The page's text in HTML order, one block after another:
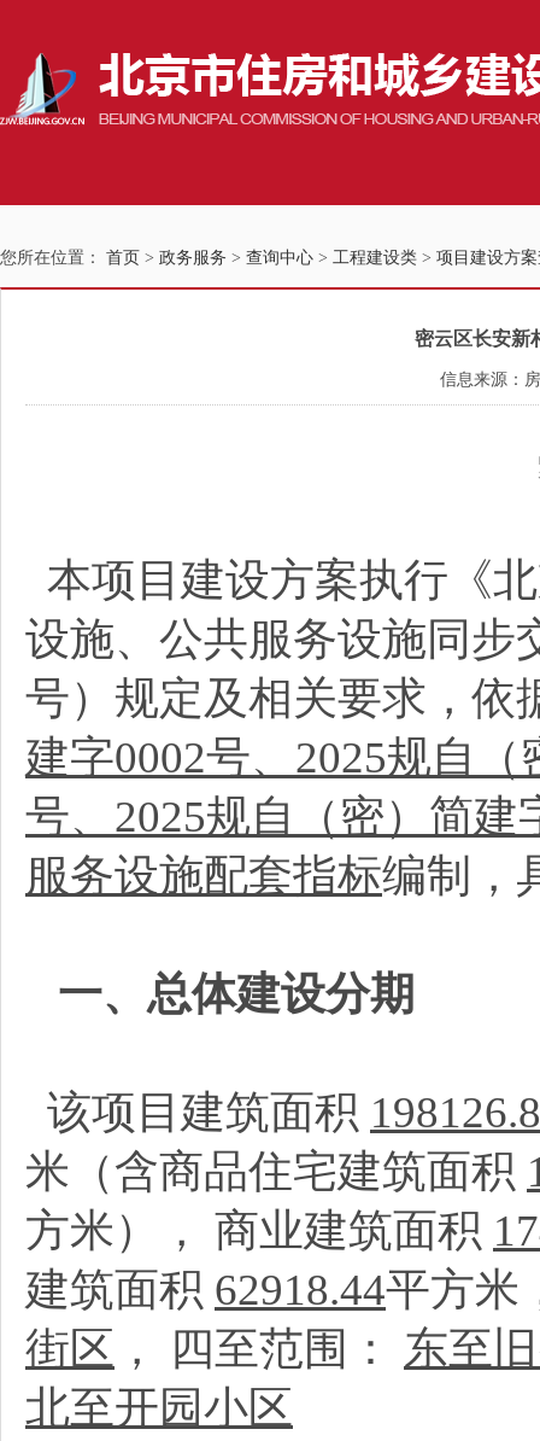
您所在位置： 首页 > 政务服务 > 查询中心 > 工程建设类 > 项目建设方
密云区长安新
信息来源：
本项目建设方案执行《
设施、公共服务设施同步
号）规定及相关要求，依
建字0002号、2025规自
号、2025规自（密）简
服务设施配套指标编制，
一、总体建设分期
该项目建筑面积
米（含商品住宅建筑面积
方米）， 商业建筑面积
建筑面积 62918.44平方米
街区 ， 四至范围： 东至
北至开园小区